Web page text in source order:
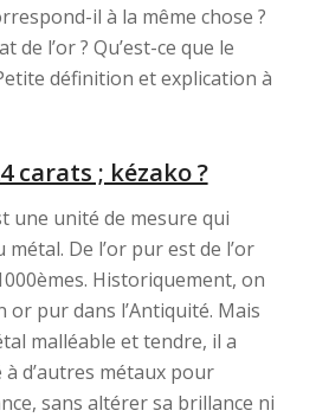
il à la même chose ?
de l’or ? Qu’est-ce que le
définition et explication à
carats ; kézako ?
une unité de mesure qui
De l’or pur est de l’or
Historiquement, on
pur dans l’Antiquité. Mais
malléable et tendre, il a
d’autres métaux pour
sans altérer sa brillance ni